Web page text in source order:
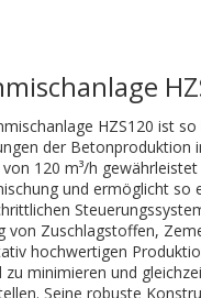
HZS120 ist
der Betonproduktion
120 m³/h
und ermöglicht
von Zuschlagstoffen,
hochwertigen
zu minimieren und
Seine robuste